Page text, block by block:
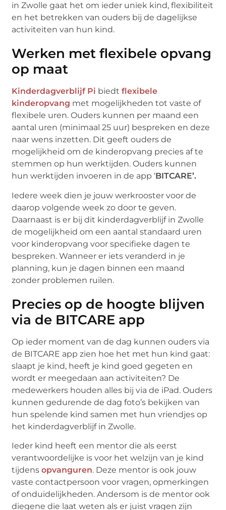
in Zwolle gaat het om ieder uniek kind, flexibiliteit
en het betrekken van ouders bij de dagelijkse
activiteiten van hun kind.
Werken met flexibele opvang
op maat
Kinderdagverblijf Pi biedtflexibele
kinderopvang met mogelijkheden tot vaste of
flexibele uren. Ouders kunnen per maand een
aantal uren (minimaal 25 uur) bespreken en deze
naar wens inzetten. Dit geeft ouders de
mogelijkheid om de kinderopvang precies af te
stemmen op hun werktijden. Ouders kunnen
hun werktijden invoeren in de app ‘BITCARE’.
Iedere week dien je jouw werkrooster voor de
daarop volgende week zo door te geven.
Daarnaast is er bij dit kinderdagverblijf in Zwolle
de mogelijkheid om een aantal standaard uren
voor kinderopvang voor specifieke dagen te
bespreken. Wanneer er iets veranderd in je
planning, kun je dagen binnen een maand
zonder problemen ruilen.
Precies op de hoogte blijven
via de BITCARE app
Op ieder moment van de dag kunnen ouders via
de BITCARE app zien hoe het met hun kind gaat:
slaapt je kind, heeft je kind goed gegeten en
wordt er meegedaan aan activiteiten? De
medewerkers houden alles bij via de iPad. Ouders
kunnen gedurende de dag foto’s bekijken van
hun spelende kind samen met hun vriendjes op
het kinderdagverblijf in Zwolle.
Ieder kind heeft een mentor die als eerst
verantwoordelijke is voor het welzijn van je kind
tijdensopvanguren. Deze mentor is ook jouw
vaste contactpersoon voor vragen, opmerkingen
of onduidelijkheden. Andersom is de mentor ook
diegene die laat weten als er juist vragen zijn